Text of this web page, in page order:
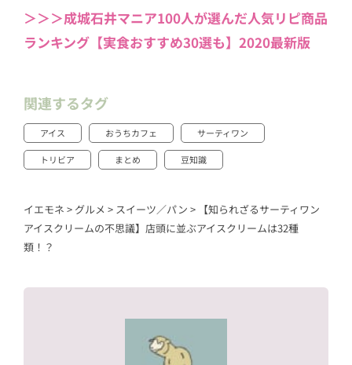
＞＞＞成城石井マニア100人が選んだ人気リピ商品
ランキング【実食おすすめ30選も】2020最新版
関連するタグ
アイス おうちカフェ サーティワン
トリビア まとめ 豆知識
イエモネ > グルメ > スイーツ／パン > 【知られざるサーティワン
アイスクリームの不思議】店頭に並ぶアイスクリームは32種
類！？